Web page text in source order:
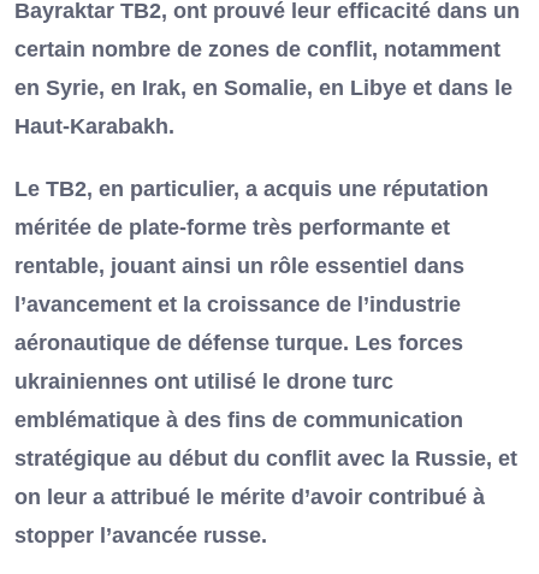
Bayraktar TB2, ont prouvé leur efficacité dans un
certain nombre de zones de conflit, notamment
en Syrie, en Irak, en Somalie, en Libye et dans le
Haut-Karabakh.
Le TB2, en particulier, a acquis une réputation
méritée de plate-forme très performante et
rentable, jouant ainsi un rôle essentiel dans
l’avancement et la croissance de l’industrie
aéronautique de défense turque. Les forces
ukrainiennes ont utilisé le drone turc
emblématique à des fins de communication
stratégique au début du conflit avec la Russie, et
on leur a attribué le mérite d’avoir contribué à
stopper l’avancée russe.